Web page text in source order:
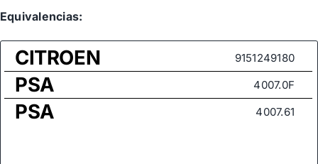
Equivalencias:
CITROEN 9151249180
PSA 4007.0F
PSA 4007.61